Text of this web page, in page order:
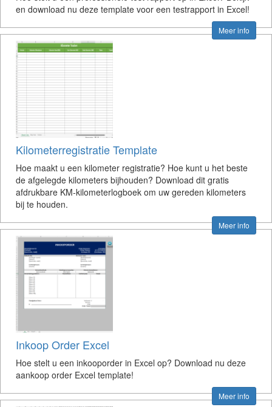
en download nu deze template voor een testrapport in Excel!
Meer info
Kilometerregistratie Template
Hoe maakt u een kilometer registratie? Hoe kunt u het beste
de afgelegde kilometers bijhouden? Download dit gratis
afdrukbare KM-kilometerlogboek om uw gereden kilometers
bij te houden.
Meer info
Inkoop Order Excel
Hoe stelt u een inkooporder in Excel op? Download nu deze
aankoop order Excel template!
Meer info